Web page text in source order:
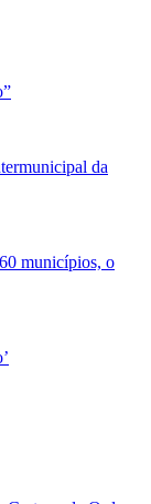
da
municípios, o